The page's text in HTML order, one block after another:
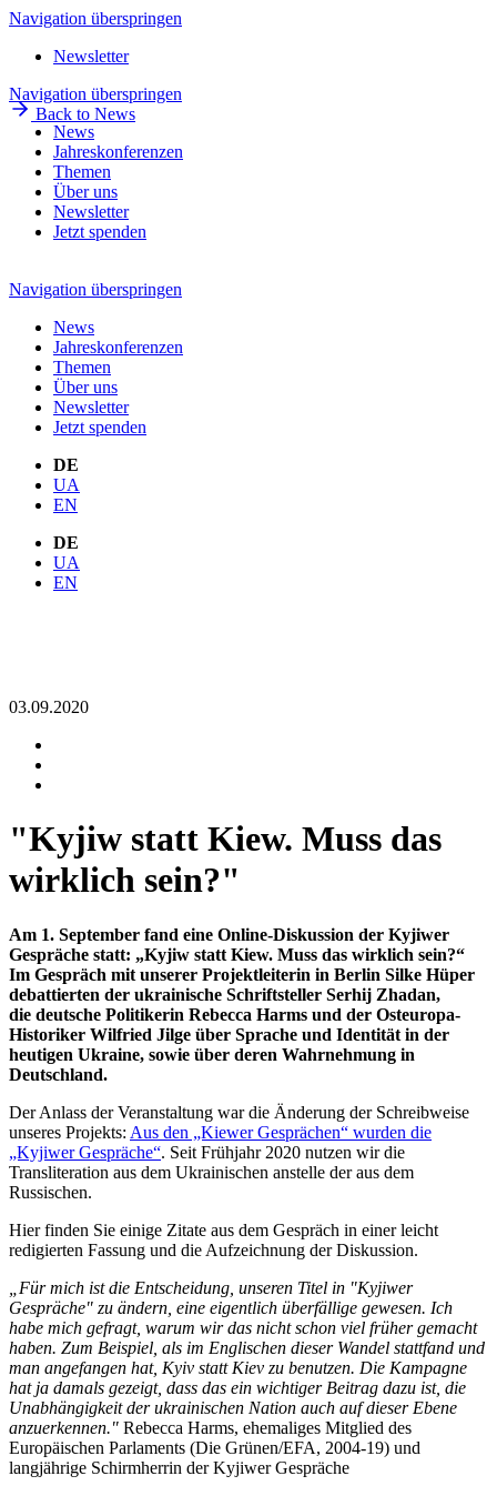
Navigation überspringen
Newsletter
Navigation überspringen
News
Jahreskonferenzen
Themen
Über uns
Newsletter
Jetzt spenden
Navigation überspringen
News
Jahreskonferenzen
Themen
Über uns
Newsletter
Jetzt spenden
DE
UA
EN
DE
UA
EN
Back to News
03.09.2020
"Kyjiw statt Kiew. Muss das
wirklich sein?"
Am 1. September fand eine Online-Diskussion der Kyjiwer
Gespräche statt: „Kyjiw statt Kiew. Muss das wirklich sein?“
Im Gespräch mit unserer Projektleiterin in Berlin Silke Hüper
debattierten der ukrainische Schriftsteller Serhij Zhadan,
die deutsche Politikerin Rebecca Harms und der Osteuropa-
Historiker Wilfried Jilge über Sprache und Identität in der
heutigen Ukraine, sowie über deren Wahrnehmung in
Deutschland.
Der Anlass der Veranstaltung war die Änderung der Schreibweise
unseres Projekts: Aus den „Kiewer Gesprächen“ wurden die
„Kyjiwer Gespräche“. Seit Frühjahr 2020 nutzen wir die
Transliteration aus dem Ukrainischen anstelle der aus dem
Russischen.
Hier finden Sie einige Zitate aus dem Gespräch in einer leicht
redigierten Fassung und die Aufzeichnung der Diskussion.
„Für mich ist die Entscheidung, unseren Titel in "Kyjiwer
Gespräche" zu ändern, eine eigentlich überfällige gewesen. Ich
habe mich gefragt, warum wir das nicht schon viel früher gemacht
haben. Zum Beispiel, als im Englischen dieser Wandel stattfand und
man angefangen hat, Kyiv statt Kiev zu benutzen. Die Kampagne
hat ja damals gezeigt, dass das ein wichtiger Beitrag dazu ist, die
Unabhängigkeit der ukrainischen Nation auch auf dieser Ebene
anzuerkennen." Rebecca Harms, ehemaliges Mitglied des
Europäischen Parlaments (Die Grünen/EFA, 2004-19) und
langjährige Schirmherrin der Kyjiwer Gespräche